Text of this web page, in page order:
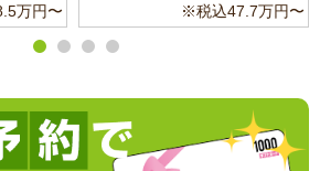
※税込11.3万円〜 ※税込